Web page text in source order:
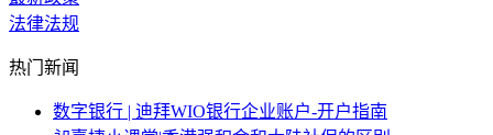
法律法规
热门新闻
数字银行 | 迪拜WIO银行企业账户-开户指南